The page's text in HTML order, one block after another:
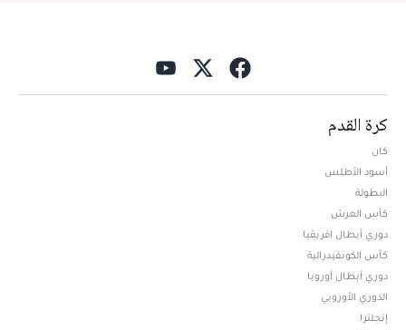
كرة القدم
كان
أسود الأطلس
البطولة
كأس العرش
دوري أبطال افريقيا
كأس الكونفيدرالية
دوري أبطال أوروبا
الدوري الأوروبي
إنجلترا